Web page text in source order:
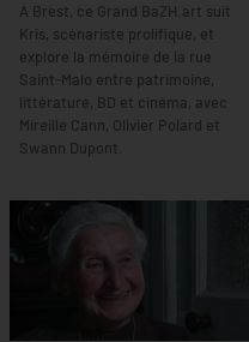
À Brest, ce Grand BaZH.art suit
Kris, scénariste prolifique, et
explore la mémoire de la rue
Saint-Malo entre patrimoine,
littérature, BD et cinéma, avec
Mireille Cann, Olivier Polard et
Swann Dupont.